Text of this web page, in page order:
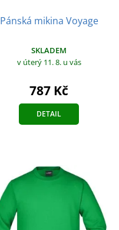
Pánská mikina Voyage
SKLADEM
v úterý 11. 8. u vás
787 Kč
DETAIL